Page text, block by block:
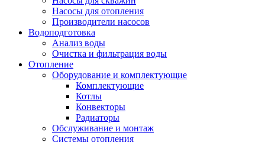
Насосы для отопления
Производители насосов
Водоподготовка
Анализ воды
Очистка и фильтрация воды
Отопление
Оборудование и комплектующие
Комплектующие
Котлы
Конвекторы
Радиаторы
Обслуживание и монтаж
Системы отопления